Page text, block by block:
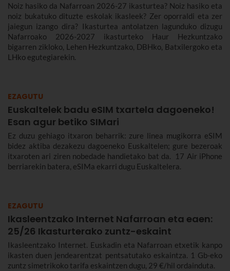
Noiz hasiko da Nafarroan 2026-27 ikasturtea? Noiz hasiko eta
noiz bukatuko dituzte eskolak ikasleek? Zer oporraldi eta zer
jaiegun izango dira? Ikasturtea antolatzen lagunduko dizugu
Nafarroako 2026-2027 ikasturteko Haur Hezkuntzako
bigarren zikloko, Lehen Hezkuntzako, DBHko, Batxilergoko eta
LHko egutegiarekin.
EZAGUTU
Euskaltelek badu eSIM txartela dagoeneko!
Esan agur betiko SIMari
Ez duzu gehiago itxaron beharrik: zure linea mugikorra eSIM
bidez aktiba dezakezu dagoeneko Euskaltelen; gure bezeroak
itxaroten ari ziren nobedade handietako bat da. 17 Air iPhone
berriarekin batera, eSIMa ekarri dugu Euskaltelera.
EZAGUTU
Ikasleentzako Internet Nafarroan eta eaen:
25/26 Ikasturterako zuntz-eskaint
Ikasleentzako Internet. Euskadin eta Nafarroan etxetik kanpo
ikasten duen jendearentzat pentsatutako eskaintza. 1 Gb-eko
zuntz simetrikoko tarifa eskaintzen dugu, 29 €/hil ordainduta.